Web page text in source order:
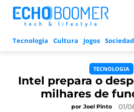
Tecnologia Cultura Jogos
TECNOLOGIA
Intel prepara o
milhares de
por Joel Pinto 01/